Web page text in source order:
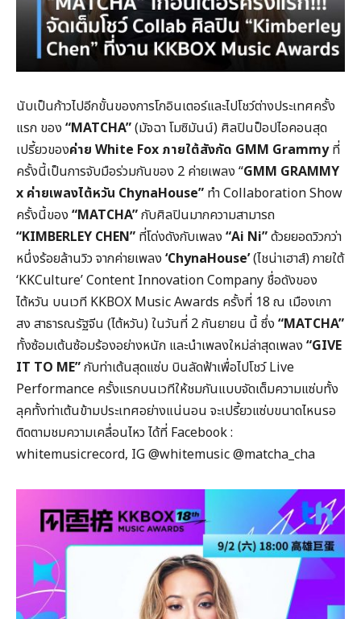
นับเป็นก้าวไปอีกขั้นของการโกอินเตอร์และไปโชว์ต่างประเทศครั้ง
แรก ของ “MATCHA”(มัจฉา โมซิมันน์) ศิลปินป็อปไอคอนสุด
เปรี้ยวของค่าย White Fox ภายใต้สังกัด GMM Grammyที่
ครั้งนี้เป็นการจับมือร่วมกันของ 2 ค่ายเพลง “GMM GRAMMY
x ค่ายเพลงไต้หวัน ChynaHouse” ทำ Collaboration Show
ครั้งนี้ของ “MATCHA”กับศิลปินมากความสามารถ
“KIMBERLEY CHEN” ที่โด่งดังกับเพลง “Ai Ni”ด้วยยอดวิวกว่า
หนึ่งร้อยล้านวิว จากค่ายเพลง ‘ChynaHouse’(ไชน่าเฮาส์) ภายใต้
‘KKCulture’ Content Innovation Company ชื่อดังของ
ไต้หวัน บนเวที KKBOX Music Awards ครั้งที่ 18 ณ เมืองเกา
สง สาธารณรัฐจีน (ไต้หวัน) ในวันที่ 2 กันยายน นี้ ซึ่ง “MATCHA”
ทั้งซ้อมเต้นซ้อมร้องอย่างหนัก และนำเพลงใหม่ล่าสุดเพลง “GIVE
IT TO ME”กับท่าเต้นสุดแซ่บ บินลัดฟ้าเพื่อไปโชว์ Live
Performance ครั้งแรกบนเวทีให้ชมกันแบบจัดเต็มความแซ่บทั้ง
ลุคทั้งท่าเต้นข้ามประเทศอย่างแน่นอน จะเปรี้ยวแซ่บขนาดไหนรอ
ติดตามชมความเคลื่อนไหว ได้ที่ Facebook :
whitemusicrecord, IG @whitemusic @matcha_cha